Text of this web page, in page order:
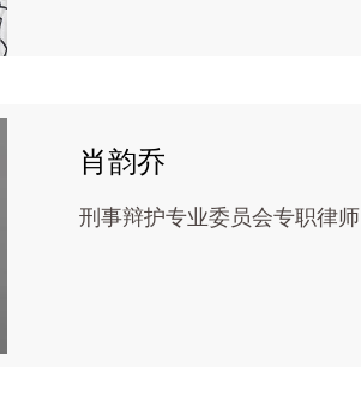
肖韵乔
刑事辩护专业委员会专职律师